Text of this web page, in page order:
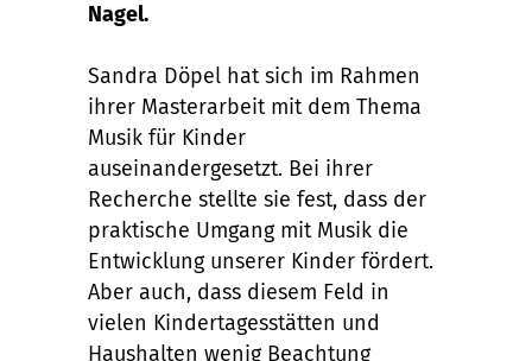
Nagel.
Sandra Döpel hat sich im Rahmen
ihrer Masterarbeit mit dem Thema
Musik für Kinder
auseinandergesetzt. Bei ihrer
Recherche stellte sie fest, dass der
praktische Umgang mit Musik die
Entwicklung unserer Kinder fördert.
Aber auch, dass diesem Feld in
vielen Kindertagesstätten und
Haushalten wenig Beachtung